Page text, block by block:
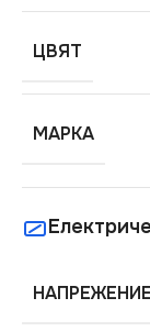
ЦВЯТ
МАРКА